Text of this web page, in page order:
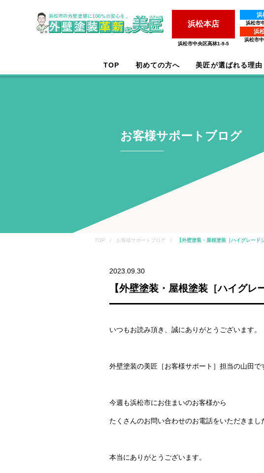
浜松本店
浜松市中央区高林1-9-5
浜
浜松市
浜
浜松市
TOP 初めての方へ 美匠が選ばれる理由
お客様サポートブログ
TOP / お客様サポートブログ / 【外壁塗装・屋根塗装［ハイグレー
2023.09.30
【外壁塗装・屋根塗装［ハイグ
いつもお読み頂き、誠にありがとうございます。
外壁塗装の美匠［お客様サポート］担当の山田で
今週も浜松市にお住まいのお客様から
たくさんのお問い合わせのお電話をいただきまし
本当にありがとうございます。